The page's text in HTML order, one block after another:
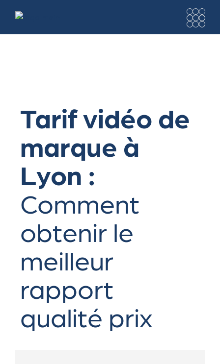
Tarif vidéo de
marque à
Lyon :
Comment
obtenir le
meilleur
rapport
qualité prix